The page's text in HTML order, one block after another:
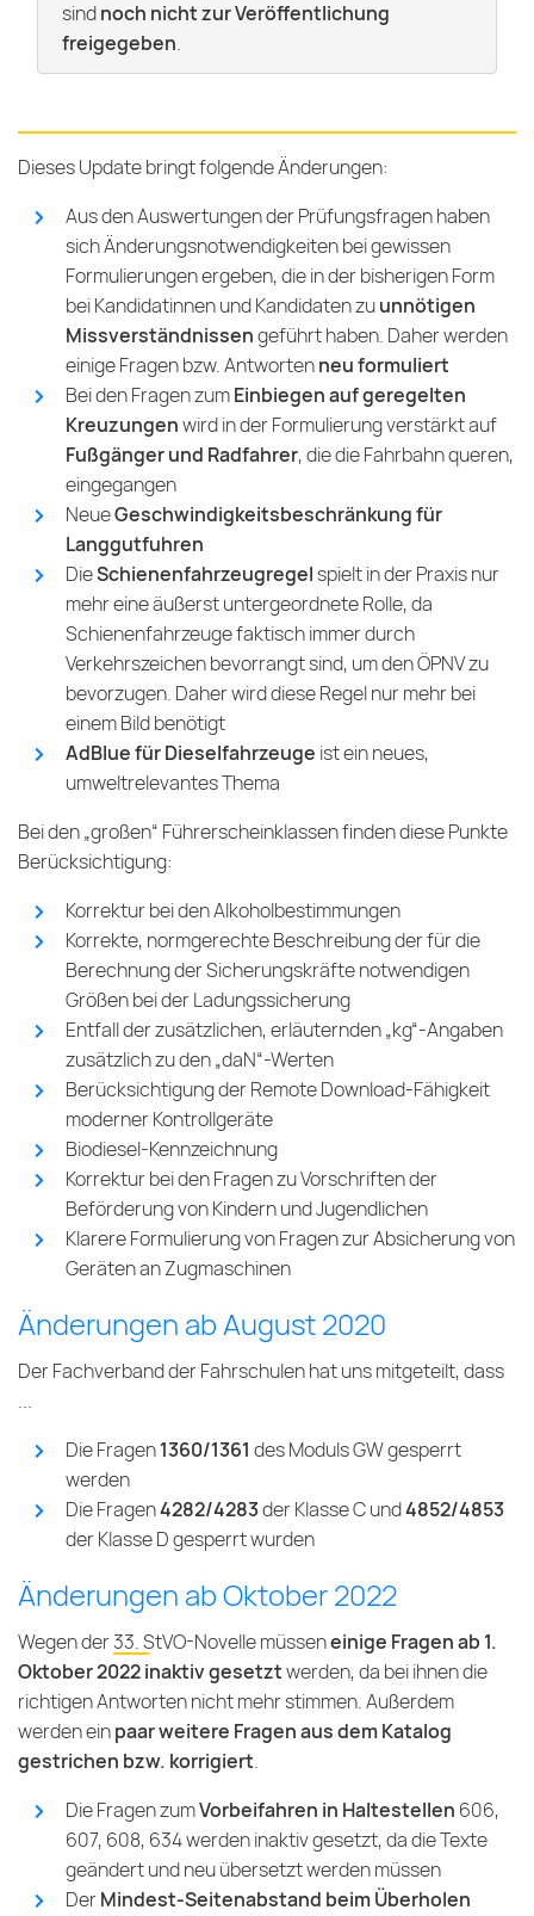
sindnoch nicht zur Veröffentlichung
freigegeben.
Dieses Update bringt folgende Änderungen:
Aus den Auswertungen der Prüfungsfragen haben
sich Änderungsnotwendigkeiten bei gewissen
Formulierungen ergeben, die in der bisherigen Form
bei Kandidatinnen und Kandidaten zuunnötigen
Missverständnissengeführt haben. Daher werden
einige Fragen bzw. Antwortenneu formuliert
Bei den Fragen zumEinbiegen auf geregelten
Kreuzungenwird in der Formulierung verstärkt auf
Fußgänger und Radfahrer, die die Fahrbahn queren,
eingegangen
NeueGeschwindigkeitsbeschränkung für
Langgutfuhren
DieSchienenfahrzeugregel spielt in der Praxis nur
mehr eine äußerst untergeordnete Rolle, da
Schienenfahrzeuge faktisch immer durch
Verkehrszeichen bevorrangt sind, um den ÖPNV zu
bevorzugen. Daher wird diese Regel nur mehr bei
einem Bild benötigt
AdBlue für Dieselfahrzeuge ist ein neues,
umweltrelevantes Thema
Bei den „großen“ Führerscheinklassen finden diese Punkte
Berücksichtigung:
Korrektur bei den Alkoholbestimmungen
Korrekte, normgerechte Beschreibung der für die
Berechnung der Sicherungskräfte notwendigen
Größen bei der Ladungssicherung
Entfall der zusätzlichen, erläuternden „kg“-Angaben
zusätzlich zu den „daN“-Werten
Berücksichtigung der Remote Download-Fähigkeit
moderner Kontrollgeräte
Biodiesel-Kennzeichnung
Korrektur bei den Fragen zu Vorschriften der
Beförderung von Kindern und Jugendlichen
Klarere Formulierung von Fragen zur Absicherung von
Geräten an Zugmaschinen
Änderungen ab August 2020
Der Fachverband der Fahrschulen hat uns mitgeteilt, dass
...
Die Fragen1360/1361 des Moduls GW gesperrt
werden
Die Fragen4282/4283der Klasse C und4852/4853
der Klasse D gesperrt wurden
Änderungen ab Oktober 2022
Wegen der33. StVO-Novellemüsseneinige Fragen ab 1.
Oktober 2022 inaktiv gesetztwerden, da bei ihnen die
richtigen Antworten nicht mehr stimmen. Außerdem
werden einpaar weitere Fragen aus dem Katalog
gestrichen bzw. korrigiert.
Die Fragen zumVorbeifahren in Haltestellen 606,
607, 608, 634 werden inaktiv gesetzt, da die Texte
geändert und neu übersetzt werden müssen
DerMindest-Seitenabstand beim Überholen